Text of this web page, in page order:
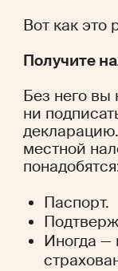
Вот как это
Получите
Без него вы
ни
местной
Паспорт.
Иногда —